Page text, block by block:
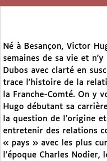
Né à Besançon, Victor
semaines de sa vie et
Dubos avec clarté en
trace l’histoire de la
la Franche-Comté. On y
Hugo débutant sa
la question de l’origine
entretenir des relations
« pays » avec les plus
l’époque Charles Nodier,